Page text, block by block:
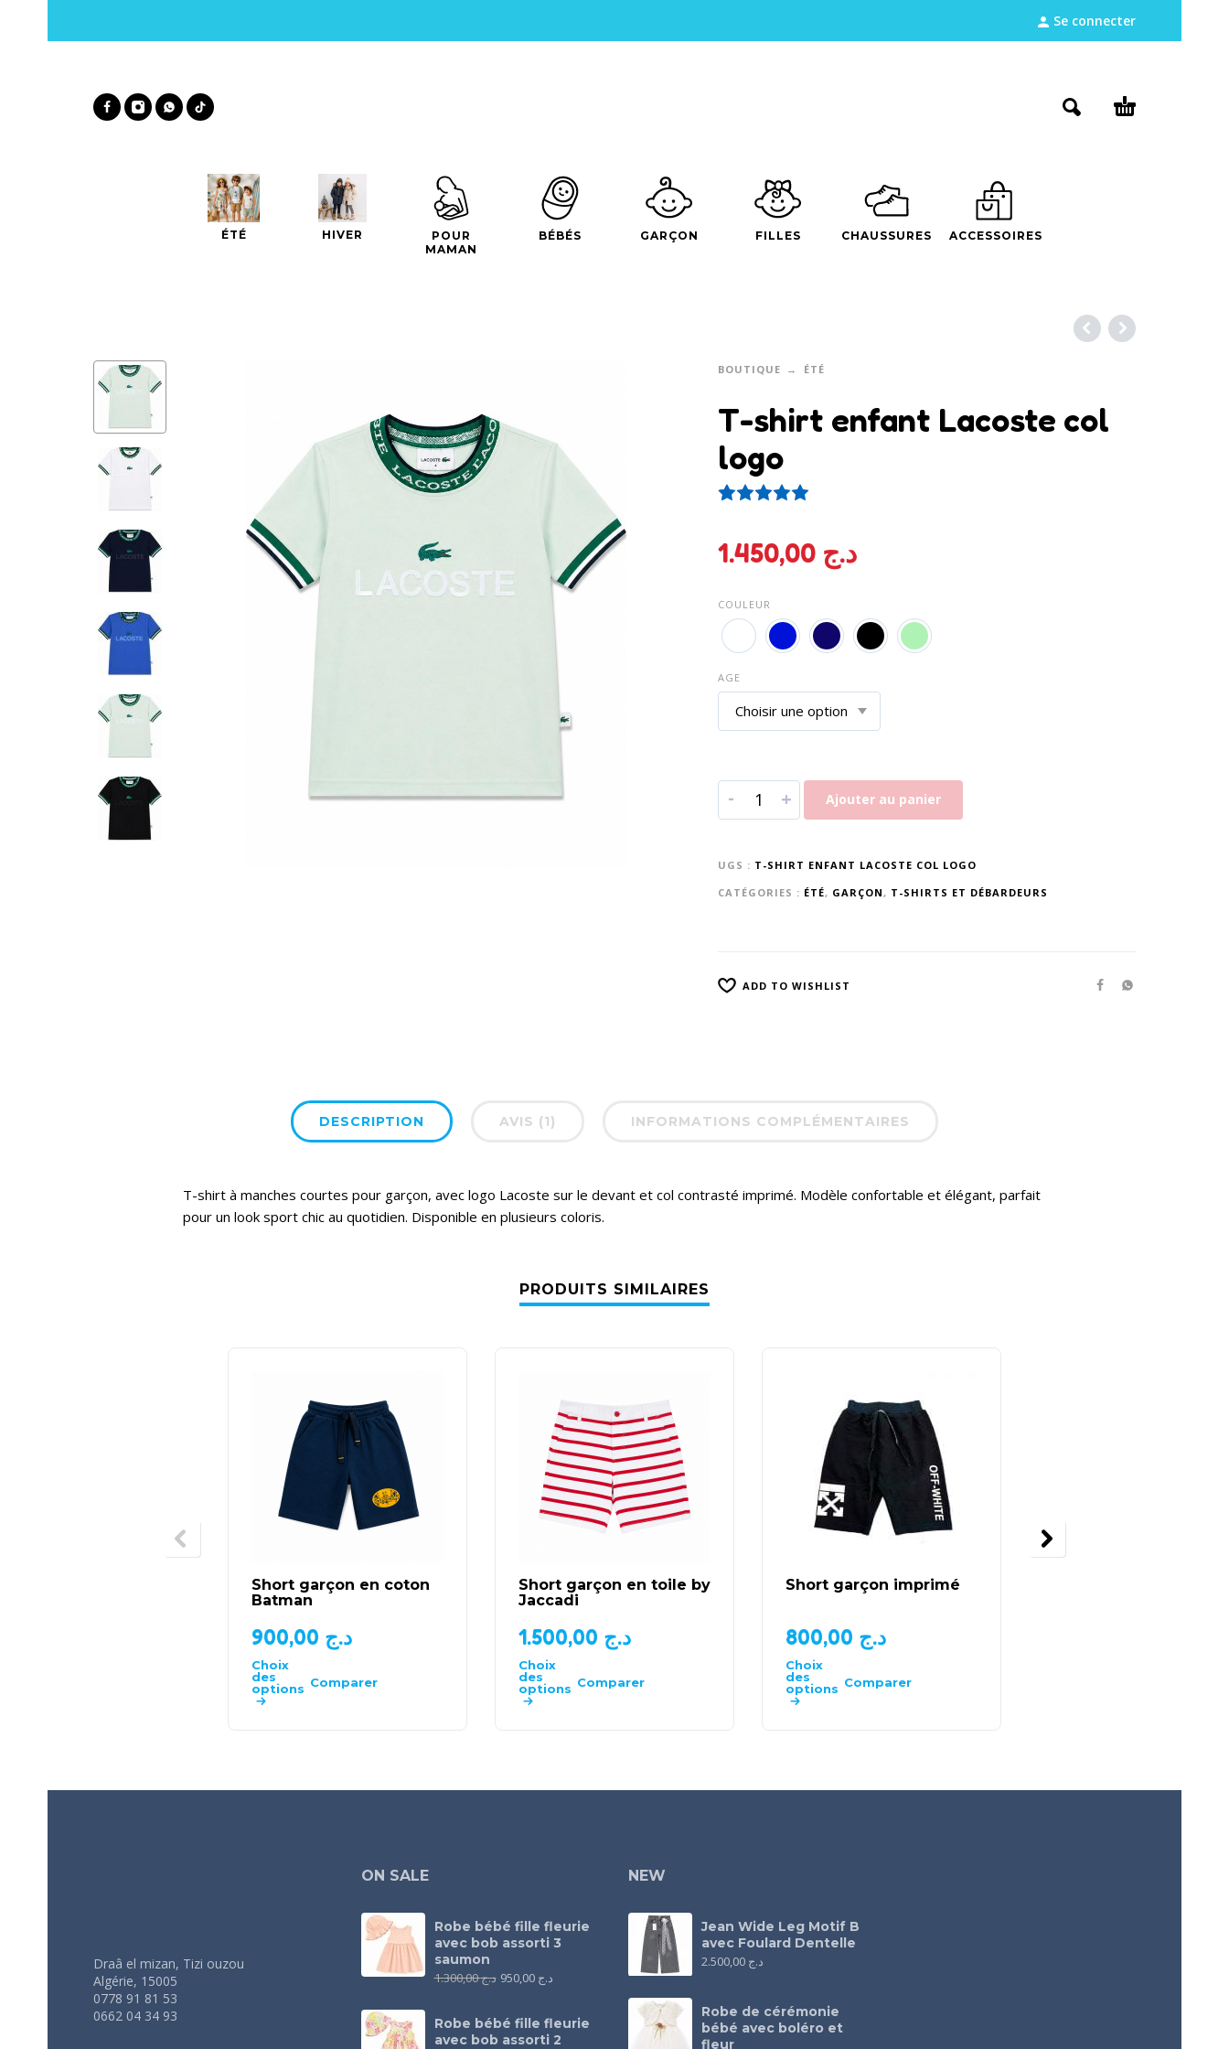
Se connecter
ÉTÉ HIVER
POUR
MAMAN
BÉBÉS GARÇON FILLES CHAUSSURES ACCESSOIRES
BOUTIQUE ÉTÉ
T-shirt enfant Lacoste col
logo
Noté
1
د.ج 1.450,00
COULEUR
AGE
- + Ajouter au panier
UGS : T-SHIRT ENFANT LACOSTE COL LOGO
CATÉGORIES : ÉTÉ, GARÇON , T-SHIRTS ET DÉBARDEURS
ADD TO WISHLIST
DESCRIPTION AVIS (1) INFORMATIONS COMPLÉMENTAIRES
T-shirt à manches courtes pour garçon, avec logo Lacoste sur le devant et col contrasté imprimé. Modèle confortable et élégant, parfait
pour un look sport chic au quotidien. Disponible en plusieurs coloris.
PRODUITS SIMILAIRES
Short garçon en coton
Batman
د.ج
Choix
des
options Comparer
Short garçon en toile by
Jaccadi
د.ج
Choix
des
options Comparer
Short garçon imprimé
د.ج
Choix
des
options Comparer
Draâ el mizan, Tizi ouzou
Algérie, 15005
0778 91 81 53
0662 04 34 93
ON SALE
Robe bébé fille fleurie
avec bob assorti 3
saumon
د.ج1.300,00 د.ج 950,00
Robe bébé fille fleurie
avec bob assorti 2
NEW
Jean Wide Leg Motif B
avec Foulard Dentelle
د.ج
Robe de cérémonie
bébé avec boléro et
fleur